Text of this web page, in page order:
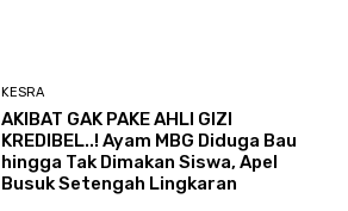
KESRA
AKIBAT GAK PAKE AHLI GIZI
KREDIBEL..! Ayam MBG Diduga Bau
hingga Tak Dimakan Siswa, Apel
Busuk Setengah Lingkaran